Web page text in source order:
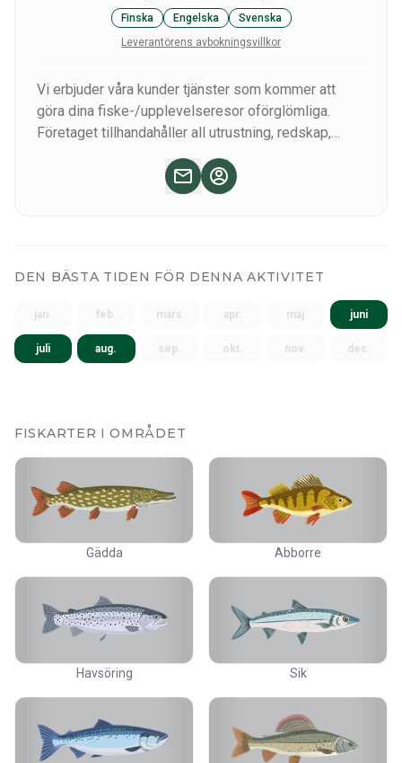
Finska Engelska
Svenska
Leverantörens avbokningsvillkor
Vi erbjuder våra kunder tjänster som kommer att
göra dina fiske-/upplevelseresor oförglömliga.
Företaget tillhandahåller all utrustning, redskap,
strävan efter en fiske- och äventyrsupplevelse.
DEN BÄSTA TIDEN FÖR DENNA AKTIVITET
jan. feb. mars apr. maj juni
juli aug. sep. okt. nov. dec.
FISKARTER I OMRÅDET
Gädda Abborre
Havsöring Sik